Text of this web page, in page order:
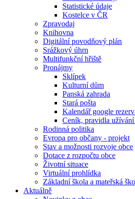
Statistické údaje
Kostelce v ČR
Zpravodaj
Knihovna
Digitální povodňový plán
Srážkový úhrn
Multifunkční hřiště
Pronájmy
Sklípek
Kulturní dům
Panská zahrada
Stará pošta
Kalendář google
Ceník, pravidla
Rodinná politika
Evropa pro občany - projekt
Stav a možnosti rozvoje obce
Dotace z rozpočtu obce
Životní situace
Virtuální prohlídka
Základní škola a mateřská
Aktuálně